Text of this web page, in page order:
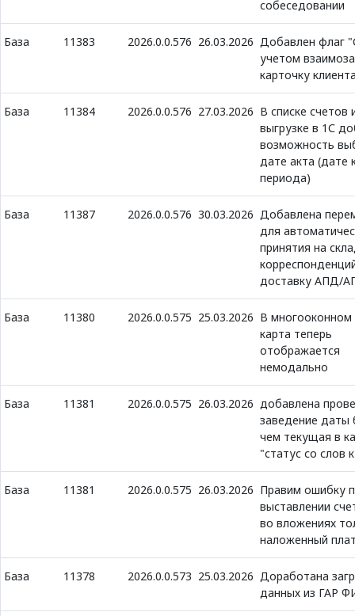
собеседовании
База 11383 2026.0.0.576 26.03.2026 Добавлен флаг
учетом
карточку
База 11384 2026.0.0.576 27.03.2026 В списке счетов
выгрузке в 1С
возможность
дате акта (дате
периода)
База 11387 2026.0.0.576 30.03.2026 Добавлена
для
принятия на
доставку АПД/
База 11380 2026.0.0.575 25.03.2026 В
карта теперь
отображается
немодально
База 11381 2026.0.0.575 26.03.2026 добавлена
заведение даты
чем текущая в
"статус со слов
База 11381 2026.0.0.575 26.03.2026 Правим ошибку
выставлении
во вложениях
наложенный
База 11378 2026.0.0.573 25.03.2026 Доработана
данных из ГАР